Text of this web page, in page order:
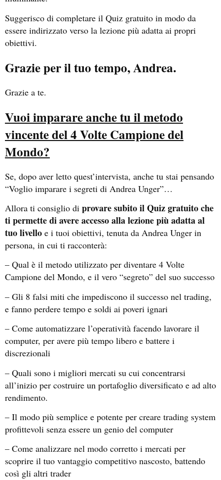
Suggerisco di completare il Quiz gratuito in modo da
essere indirizzato verso la lezione più adatta ai propri
obiettivi.
Grazie per il tuo tempo, Andrea.
Grazie a te.
Vuoi imparare anche tu il metodo
vincente del 4 Volte Campione del
Mondo?
Se, dopo aver letto quest’intervista, anche tu stai pensando
“Voglio imparare i segreti di Andrea Unger”…
Allora ti consiglio di provare subito il Quiz gratuito che
ti permette di avere accesso alla lezione più adatta al
tuo livello e i tuoi obiettivi, tenuta da Andrea Unger in
persona, in cui ti racconterà:
– Qual è il metodo utilizzato per diventare 4 Volte
Campione del Mondo, e il vero “segreto” del suo successo
– Gli 8 falsi miti che impediscono il successo nel trading,
e fanno perdere tempo e soldi ai poveri ignari
– Come automatizzare l’operatività facendo lavorare il
computer, per avere più tempo libero e battere i
discrezionali
– Quali sono i migliori mercati su cui concentrarsi
all’inizio per costruire un portafoglio diversificato e ad alto
rendimento.
– Il modo più semplice e potente per creare trading system
profittevoli senza essere un genio del computer
– Come analizzare nel modo corretto i mercati per
scoprire il tuo vantaggio competitivo nascosto, battendo
così gli altri trader